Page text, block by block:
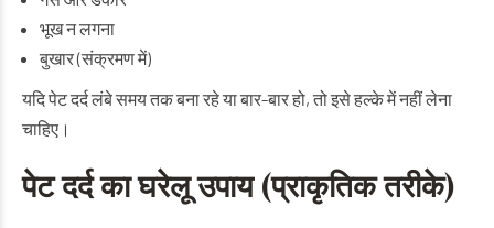
भूख न लगना
बुखार (संक्रमण में)
यदि पेट दर्द लंबे समय तक बना रहे या बार-बार हो, तो इसे हल्के में नहीं लेना
चाहिए।
पेट दर्द का घरेलू उपाय (प्राकृतिक तरीके)